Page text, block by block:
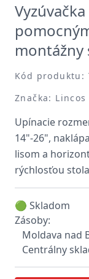
montážny
Kód produktu:
Značka: Lincos
Upínacie
14"-26",
lisom a
rýchlosťou
🟢 Skladom
Zásoby:
Moldava nad
Centrálny